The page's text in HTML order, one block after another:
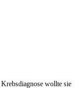
wollte sie